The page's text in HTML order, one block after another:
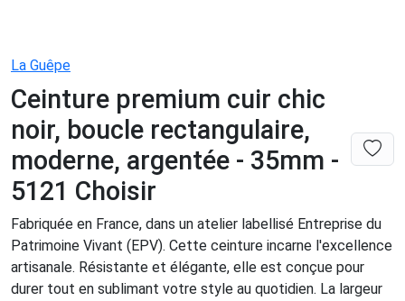
La Guêpe
Ceinture premium cuir chic
noir, boucle rectangulaire,
moderne, argentée - 35mm -
5121 Choisir
Fabriquée en France, dans un atelier labellisé Entreprise du
Patrimoine Vivant (EPV). Cette ceinture incarne l'excellence
artisanale. Résistante et élégante, elle est conçue pour
durer tout en sublimant votre style au quotidien. La largeur